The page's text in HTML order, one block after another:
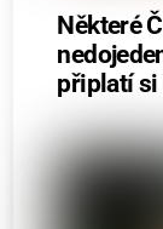
Některé
připlatí si